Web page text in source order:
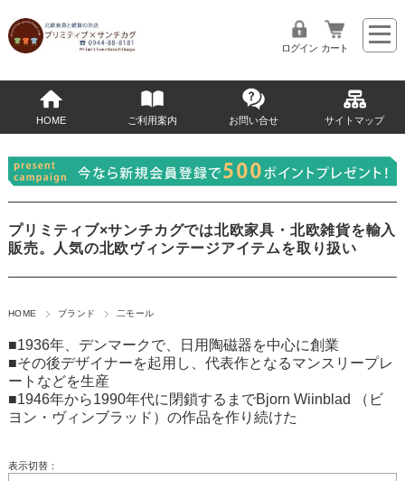
ログイン カート
HOME ご利用案内 お問い合せ サイトマップ
プリミティブ×サンチカグでは北欧家具・北欧雑貨を輸入
販売。人気の北欧ヴィンテージアイテムを取り扱い
HOME ブランド 二モール
■1936年、デンマークで、日用陶磁器を中心に創業
■その後デザイナーを起用し、代表作となるマンスリープレ
ートなどを生産
■1946年から1990年代に閉鎖するまでBjorn Wiinblad （ビ
ヨン・ヴィンブラッド）の作品を作り続けた
表示切替：